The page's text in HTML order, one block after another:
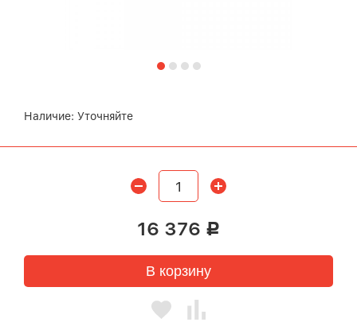
Наличие: Уточняйте
16 376 Р
В корзину